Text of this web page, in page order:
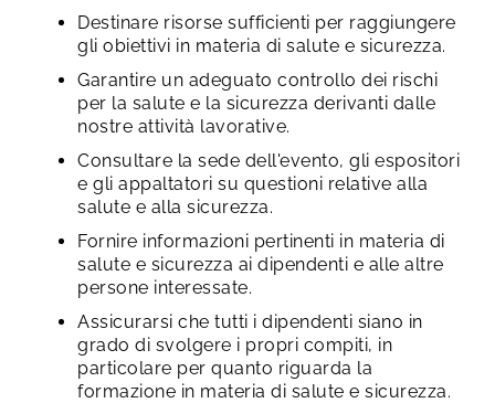
Destinare risorse sufficienti per raggiungere
gli obiettivi in materia di salute e sicurezza.
Garantire un adeguato controllo dei rischi
per la salute e la sicurezza derivanti dalle
nostre attività lavorative.
Consultare la sede dell'evento, gli espositori
e gli appaltatori su questioni relative alla
salute e alla sicurezza.
Fornire informazioni pertinenti in materia di
salute e sicurezza ai dipendenti e alle altre
persone interessate.
Assicurarsi che tutti i dipendenti siano in
grado di svolgere i propri compiti, in
particolare per quanto riguarda la
formazione in materia di salute e sicurezza.